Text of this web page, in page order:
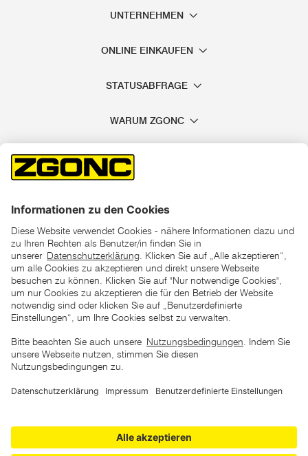
UNTERNEHMEN
ONLINE EINKAUFEN
STATUSABFRAGE
WARUM ZGONC
*der "statt"-Preis ist der niedrigste von uns in den letzten 30
Tagen vor Beginn dieser Aktion verlangte Preis
unter den UVP Preisen auf dieser Website sind die
zu verstehen
Copyright © 2026 ZGONC. Alle Rechte vorbehalten.